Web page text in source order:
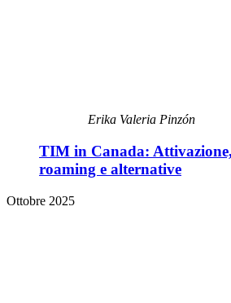
Erika Valeria Pinzón
TIM in Canada:
roaming e alternative
Ottobre 2025